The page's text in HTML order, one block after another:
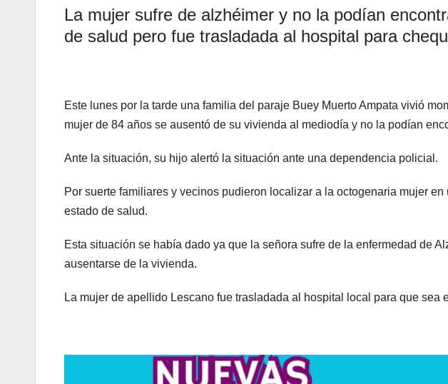
La mujer sufre de alzhéimer y no la podían
de salud pero fue trasladada al hospital para
Este lunes por la tarde una familia del paraje Buey Muerto Ampata vivió
mujer de 84 años se ausentó de su vivienda al mediodía y no la podían
Ante la situación, su hijo alertó la situación ante una dependencia policial.
Por suerte familiares y vecinos pudieron localizar a la octogenaria mujer
estado de salud.
Esta situación se había dado ya que la señora sufre de la enfermedad de
ausentarse de la vivienda.
La mujer de apellido Lescano fue trasladada al hospital local para que sea